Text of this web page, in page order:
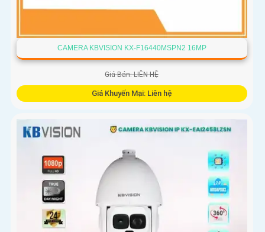
CAMERA KBVISION KX-F16440MSPN2 16MP
Giá Bán: LIÊN HỆ
Giá Khuyến Mại: Liên hệ
Camera Speed Dome Kbvision IP KX-F16440MSPN2 sử dụng
cảm biến Sony STARVIS CMOS, xử lý mạnh mẽ, chức năng
Hỗ trợ chất lượng hình ảnh sắc nét, tiết kiệm băng thông,
tích hợp công nghệ H